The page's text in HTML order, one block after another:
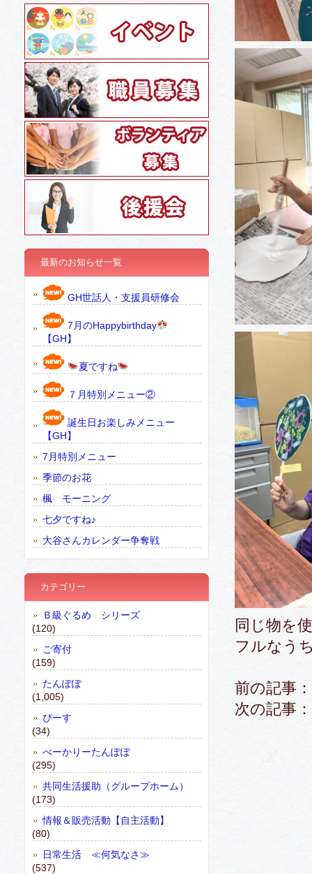
同じ物を
フルなう
前の記事
次の記事
最新のお知らせ一覧
GH世話人・支援員研修会
7月のHappybirthday
【GH】
夏ですね
７月特別メニュー②
誕生日お楽しみメニュー
【GH】
7月特別メニュー
季節のお花
楓 モーニング
七夕ですね♪
大谷さんカレンダー争奪戦
カテゴリー
Ｂ級ぐるめ シリーズ
(120)
ご寄付
(159)
たんぽぽ
(1,005)
ぴーす
(34)
べーかりーたんぽぽ
(295)
共同生活援助（グループホーム）
(173)
情報＆販売活動【自主活動】
(80)
日常生活 ≪何気なさ≫
(537)